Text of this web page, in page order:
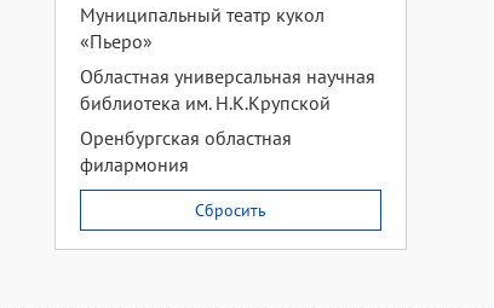
Муниципальный театр кукол
«Пьеро»
Областная универсальная научная
библиотека им. Н.К.Крупской
Оренбургская областная
филармония
Сбросить